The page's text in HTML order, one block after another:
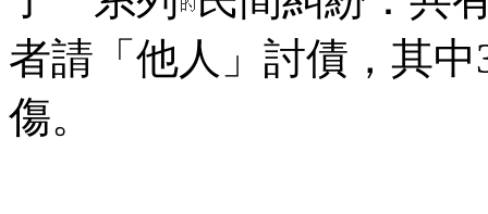
者請「他人」討債，其
傷。